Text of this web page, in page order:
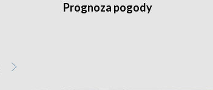
Prognoza pogody